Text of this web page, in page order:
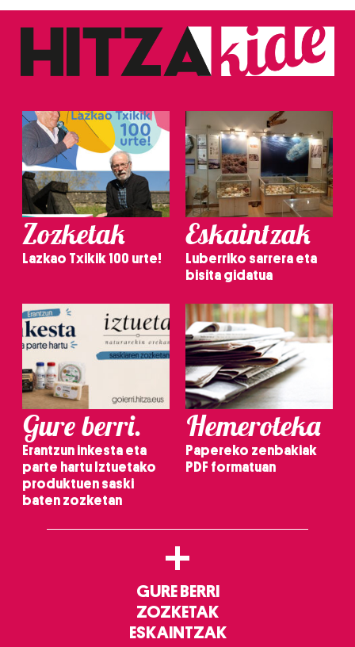
Zozketak
Lazkao Txikik 100 urte!
Eskaintzak
Luberriko sarrera eta
bisita gidatua
Gure berri.
Erantzun inkesta eta
parte hartu Iztuetako
produktuen saski
baten zozketan
Hemeroteka
Papereko zenbakiak
PDF formatuan
+
GURE BERRI
ZOZKETAK
ESKAINTZAK